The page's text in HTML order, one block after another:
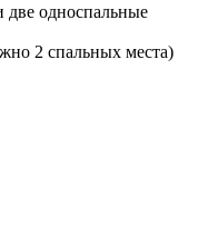
две односпальные
2 спальных места)